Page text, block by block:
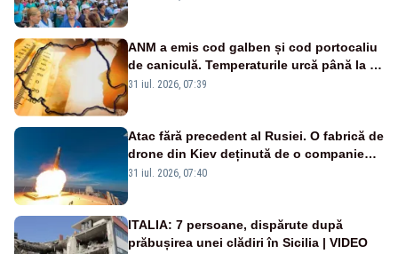
ANM a emis cod galben și cod portocaliu
de caniculă. Temperaturile urcă până la 38
de grade, iar nopțile devin tropicale
31 iul. 2026, 07:39
Atac fără precedent al Rusiei. O fabrică de
drone din Kiev deținută de o companie
americană, distrusă de o rachetă
31 iul. 2026, 07:40
ITALIA: 7 persoane, dispărute după
prăbușirea unei clădiri în Sicilia | VIDEO